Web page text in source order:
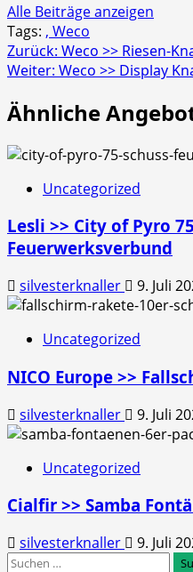
Alle Beiträge anzeigen
Tags: , Weco
Zurück: Weco >> Riesen-
Weiter: Weco >> Display
Ähnliche
Uncategorized
Lesli >> City of Pyro
Feuerwerksverbund
silvesterknaller 9. Juli
Uncategorized
NICO Europe >>
silvesterknaller 9. Juli
Uncategorized
Cialfir >> Samba
silvesterknaller
9. Juli
Suchen